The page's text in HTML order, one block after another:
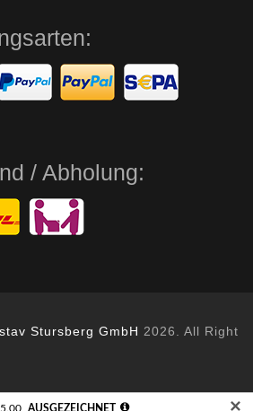
/ Abholung:
Stursberg GmbH 2026. All Right
✕